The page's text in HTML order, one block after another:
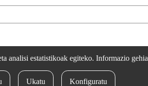
/Pribatutasun politika/Cookie politika /
analisi estatistikoak egiteko. Informazio
Ukatu Konfiguratu